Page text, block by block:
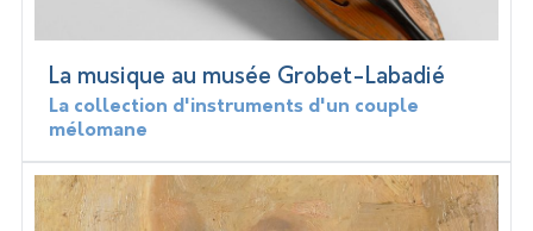
La musique au musée Grobet-Labadié
La collection d'instruments d'un couple
mélomane